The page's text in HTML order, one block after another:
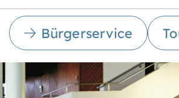
Bürgerservice